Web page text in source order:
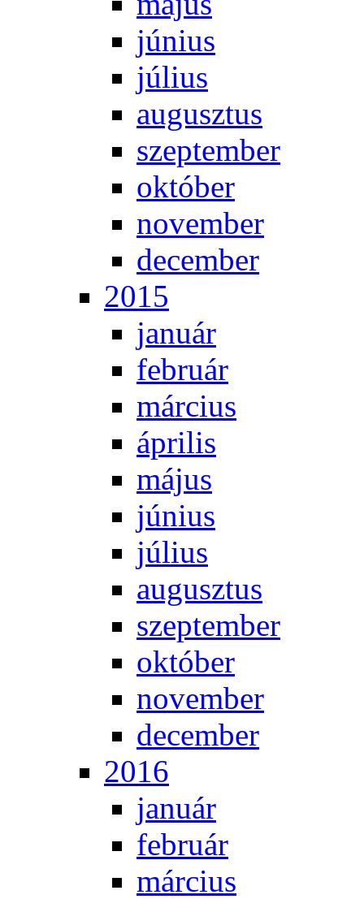
jú­ni­us
jú­li­us
au­gusz­tus
szep­tem­ber
ok­tó­ber
no­vem­ber
de­cem­ber
2015
ja­nu­ár
feb­ru­ár
már­ci­us
áp­ri­lis
má­jus
jú­ni­us
jú­li­us
au­gusz­tus
szep­tem­ber
ok­tó­ber
no­vem­ber
de­cem­ber
2016
ja­nu­ár
feb­ru­ár
már­ci­us